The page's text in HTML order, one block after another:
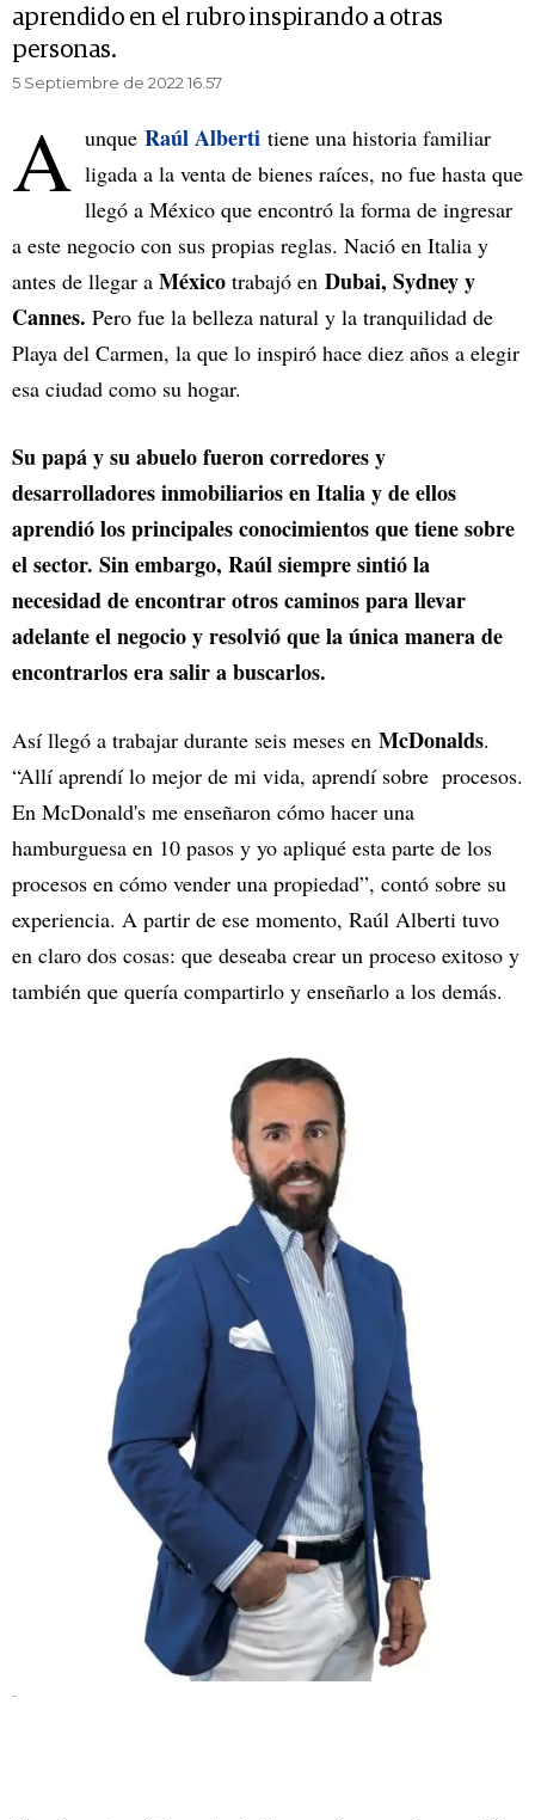
aprendido en el rubro inspirando a otras
personas.
5 Septiembre de 2022 16.57
A unque Raúl Alberti tiene una historia familiar
ligada a la venta de bienes raíces, no fue hasta que
llegó a México que encontró la forma de ingresar
a este negocio con sus propias reglas. Nació en Italia y
antes de llegar a México trabajó en Dubai, Sydney y
Cannes. Pero fue la belleza natural y la tranquilidad de
Playa del Carmen, la que lo inspiró hace diez años a elegir
esa ciudad como su hogar.
Su papá y su abuelo fueron corredores y
desarrolladores inmobiliarios en Italia y de ellos
aprendió los principales conocimientos que tiene sobre
el sector. Sin embargo, Raúl siempre sintió la
necesidad de encontrar otros caminos para llevar
adelante el negocio y resolvió que la única manera de
encontrarlos era salir a buscarlos.
Así llegó a trabajar durante seis meses en McDonalds.
“Allí aprendí lo mejor de mi vida, aprendí sobre procesos.
En McDonald's me enseñaron cómo hacer una
hamburguesa en 10 pasos y yo apliqué esta parte de los
procesos en cómo vender una propiedad”, contó sobre su
experiencia. A partir de ese momento, Raúl Alberti tuvo
en claro dos cosas: que deseaba crear un proceso exitoso y
también que quería compartirlo y enseñarlo a los demás.
-